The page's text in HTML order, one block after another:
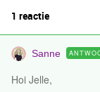
1 reactie
Sanne
Hoi Jelle,